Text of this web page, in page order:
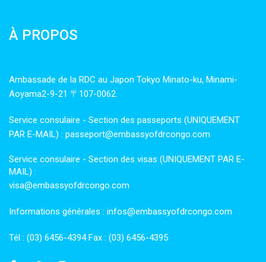
À PROPOS
Ambassade de la RDC au Japon Tokyo Minato-ku, Minami-
Aoyama2-9-21 〒107-0062.
Service consulaire - Section des passeports (UNIQUEMENT
PAR E-MAIL) : passeport@embassyofdrcongo.com
Service consulaire - Section des visas (UNIQUEMENT PAR E-
MAIL) :
visa@embassyofdrcongo.com
Informations générales : infos@embassyofdrcongo.com
Tél : (03) 6456-4394 Fax : (03) 6456-4395